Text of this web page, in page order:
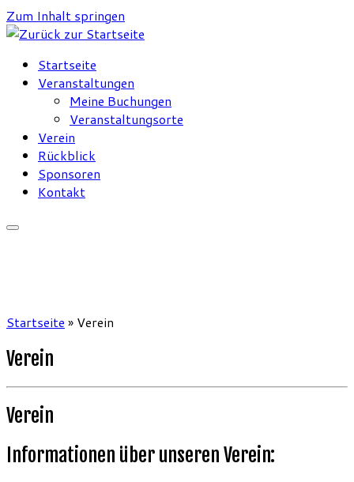
Zum Inhalt springen
Startseite
Veranstaltungen
Meine Buchungen
Veranstaltungsorte
Verein
Rückblick
Sponsoren
Kontakt
Startseite » Verein
Verein
Verein
Informationen über unseren Verein: